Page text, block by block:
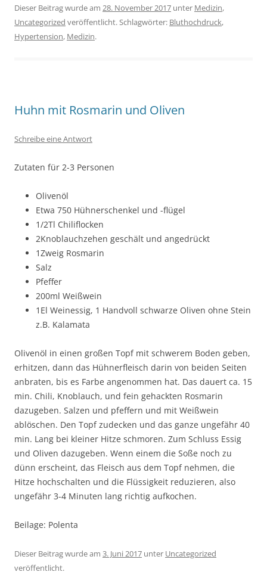
Dieser Beitrag wurde am 28. November 2017 unter Medizin,
Uncategorized veröffentlicht. Schlagwörter: Bluthochdruck,
Hypertension, Medizin.
Huhn mit Rosmarin und Oliven
Schreibe eine Antwort
Zutaten für 2-3 Personen
Olivenöl
Etwa 750 Hühnerschenkel und -flügel
1/2Tl Chiliflocken
2Knoblauchzehen geschält und angedrückt
1Zweig Rosmarin
Salz
Pfeffer
200ml Weißwein
1El Weinessig, 1 Handvoll schwarze Oliven ohne Stein
z.B. Kalamata
Olivenöl in einen großen Topf mit schwerem Boden geben,
erhitzen, dann das Hühnerfleisch darin von beiden Seiten
anbraten, bis es Farbe angenommen hat. Das dauert ca. 15
min. Chili, Knoblauch, und fein gehackten Rosmarin
dazugeben. Salzen und pfeffern und mit Weißwein
ablöschen. Den Topf zudecken und das ganze ungefähr 40
min. Lang bei kleiner Hitze schmoren. Zum Schluss Essig
und Oliven dazugeben. Wenn einem die Soße noch zu
dünn erscheint, das Fleisch aus dem Topf nehmen, die
Hitze hochschalten und die Flüssigkeit reduzieren, also
ungefähr 3-4 Minuten lang richtig aufkochen.
Beilage: Polenta
Dieser Beitrag wurde am 3. Juni 2017 unter Uncategorized
veröffentlicht.